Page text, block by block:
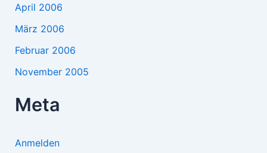
April 2006
März 2006
Februar 2006
November 2005
Meta
Anmelden